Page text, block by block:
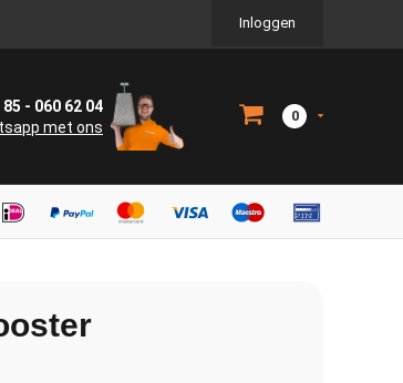
Inloggen
- 060 62 04
met ons
0